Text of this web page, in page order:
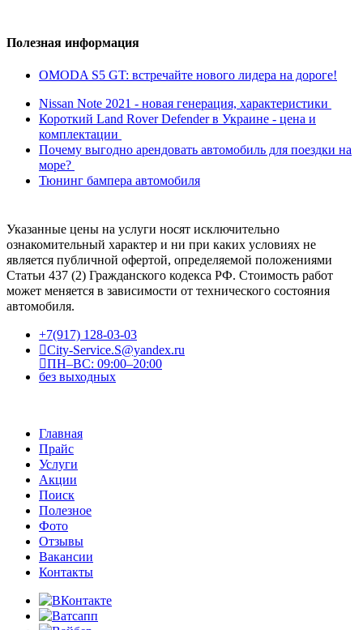
Полезная информация
OMODA S5 GT: встречайте нового лидера на дороге!
Nissan Note 2021 - новая генерация, характеристики
Короткий Land Rover Defender в Украине - цена и
комплектации
Почему выгодно арендовать автомобиль для поездки на
море?
Тюнинг бампера автомобиля
Указанные цены на услуги носят исключительно
ознакомительный характер и ни при каких условиях не
является публичной офертой, определяемой положениями
Статьи 437 (2) Гражданского кодекса РФ. Стоимость работ
может меняется в зависимости от технического состояния
автомобиля.
+7(917) 128-03-03
City-Service.S@yandex.ru
ПН–ВС: 09:00–20:00
без выходных
Главная
Прайс
Услуги
Акции
Поиск
Полезное
Фото
Отзывы
Вакансии
Контакты